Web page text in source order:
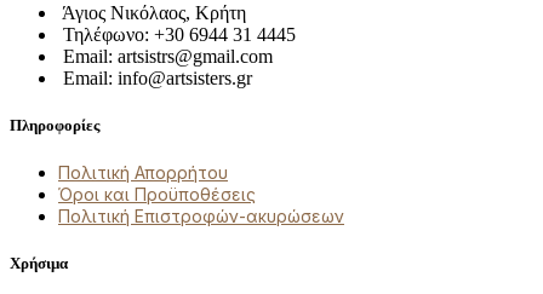
Άγιος Νικόλαος, Κρήτη
Τηλέφωνο: +30 6944 31 4445
Email: artsistrs@gmail.com
Email: info@artsisters.gr
Πληροφορίες
Πολιτική Απορρήτου
Όροι και Προϋποθέσεις
Πολιτική Επιστροφών-ακυρώσεων
Χρήσιμα